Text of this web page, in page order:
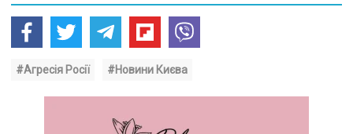
#Агресія Росії #Новини Києва